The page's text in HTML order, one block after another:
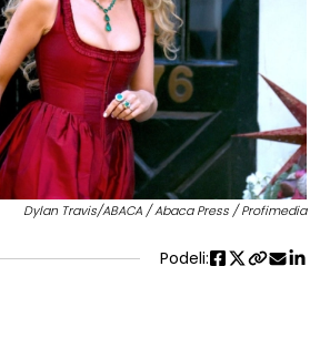
Dylan Travis/ABACA / Abaca Press / Profimedia
Podeli: